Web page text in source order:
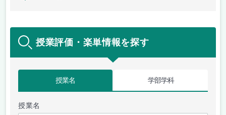
授業評価・楽単情報を探す
授業名 学部学科
授業名